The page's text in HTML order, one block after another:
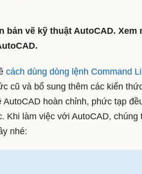
vẽ kỹ thuật AutoCAD. Xem
cách dùng dòng lệnh Command
cũ và bổ sung thêm các kiến
hoàn chỉnh, phức tạp
làm việc với AutoCAD, chúng
nhé: